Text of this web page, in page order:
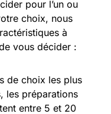
pour l’un ou
choix, nous
à
vous décider :
de choix les plus
les préparations
entre 5 et 20